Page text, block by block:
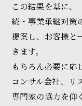
この結果を基に、
続・事業承継対策
提案し、お客様と
きます。
もちろん必要に応
コンサル会社、リ
専門家の協力を仰